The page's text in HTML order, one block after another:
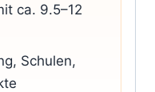
ca. 9.5–12
Schulen,